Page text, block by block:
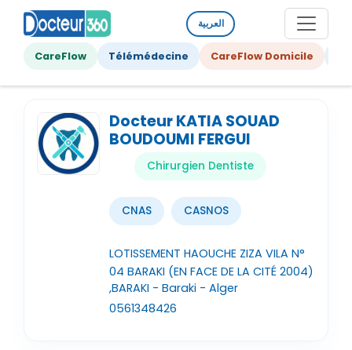
العربية
CareFlow Télémédecine CareFlow Domicile
Docteur KATIA SOUAD
BOUDOUMI FERGUI
Chirurgien Dentiste
CNAS CASNOS
LOTISSEMENT HAOUCHE ZIZA VILA N°
04 BARAKI (EN FACE DE LA CITÉ 2004)
,BARAKI - Baraki - Alger
0561348426